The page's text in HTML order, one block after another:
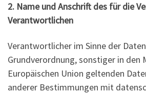
2. Name und Anschrift des für die
Verantwortlichen
Verantwortlicher im Sinne der
Grundverordnung, sonstiger in
Europäischen Union geltenden
anderer Bestimmungen mit